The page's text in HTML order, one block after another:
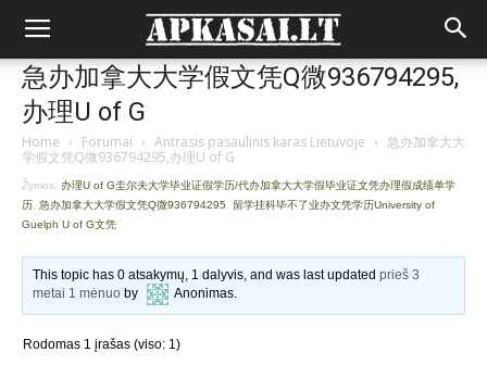
急办加拿大大学假文凭Q微936794295,
办理U of G
Home › Forumai › Antrasis pasaulinis karas Lietuvoje › 急办加拿大大
学假文凭Q微936794295,办理U of G
Žymos: 办理U of G圭尔夫大学毕业证假学历/代办加拿大大学假毕业证文凭办理假成绩单学
历 急办加拿大大学假文凭Q微936794295
留学挂科毕不了业办文凭学历University of
Guelph U of G文凭
This topic has 0 atsakymų, 1 dalyvis, and was last updatedprieš 3
metai 1 mėnuo by Anonimas.
Rodomas 1 įrašas (viso: 1)